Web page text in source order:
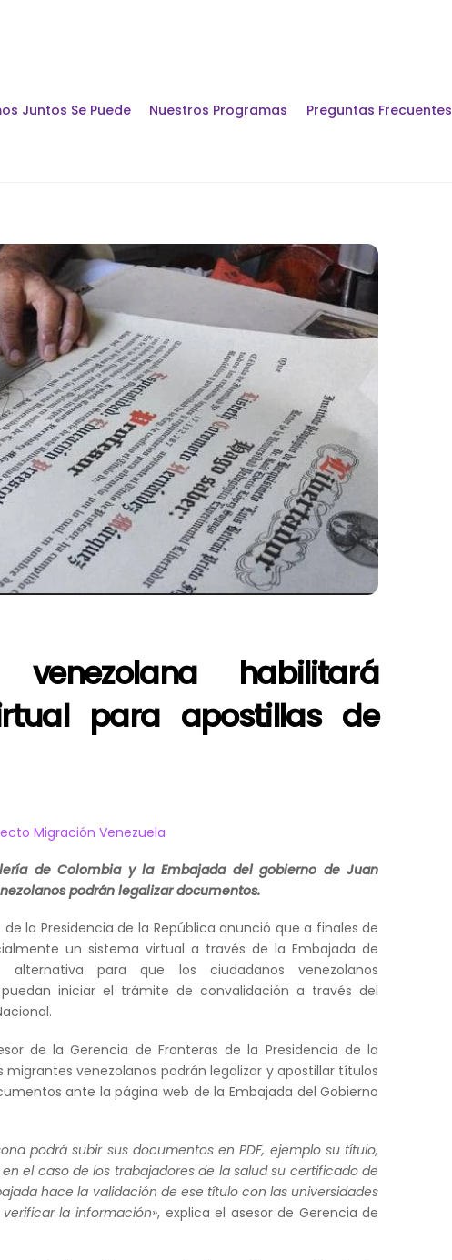
Juntos Se Puede Nuestros Programas Preguntas Frecuentes
venezolana habilitará
para apostillas de
Migración Venezuela
de Colombia y la Embajada del gobierno de Juan
podrán legalizar documentos.
de la Presidencia de la República anunció que a finales de
un sistema virtual a través de la Embajada de
alternativa para que los ciudadanos venezolanos
iniciar el trámite de convalidación a través del
de la Gerencia de Fronteras de la Presidencia de la
migrantes venezolanos podrán legalizar y apostillar títulos
ante la página web de la Embajada del Gobierno
podrá subir sus documentos en PDF, ejemplo su título,
el caso de los trabajadores de la salud su certificado de
hace la validación de ese título con las universidades
la información», explica el asesor de Gerencia de